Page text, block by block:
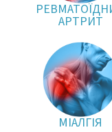
АРТРИТ
МІАЛГІЯ